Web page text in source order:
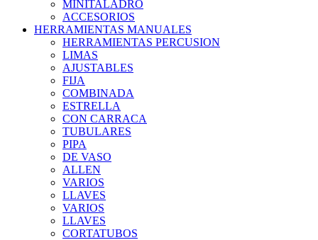
MINITALADRO
ACCESORIOS
HERRAMIENTAS MANUALES
HERRAMIENTAS PERCUSION
LIMAS
AJUSTABLES
FIJA
COMBINADA
ESTRELLA
CON CARRACA
TUBULARES
PIPA
DE VASO
ALLEN
VARIOS
LLAVES
VARIOS
LLAVES
CORTATUBOS